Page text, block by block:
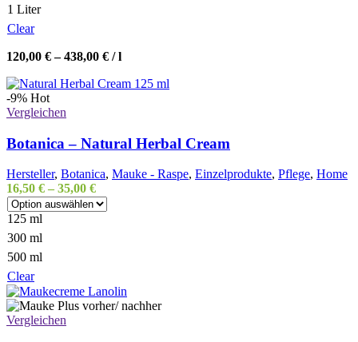
1 Liter
Clear
120,00 €–438,00 € /l
-9% Hot
Vergleichen
Botanica – Natural Herbal Cream
Hersteller, Botanica, Mauke - Raspe, Einzelprodukte, Pflege, Home
16,50 € – 35,00 €
125 ml
300 ml
500 ml
Clear
Vergleichen